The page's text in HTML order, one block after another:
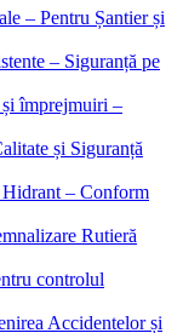
– Pentru Șantier și
– Siguranță pe
împrejmuiri –
și Siguranță
– Conform
Rutieră
controlul
Accidentelor și